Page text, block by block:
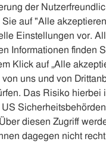
Ernstfall?
der
auf "Alle
Einstellungen vor.
Informationen finden
Klick auf „Alle
uns und von
Das Risiko hierbei
diesen Zugriff
dagegen nicht